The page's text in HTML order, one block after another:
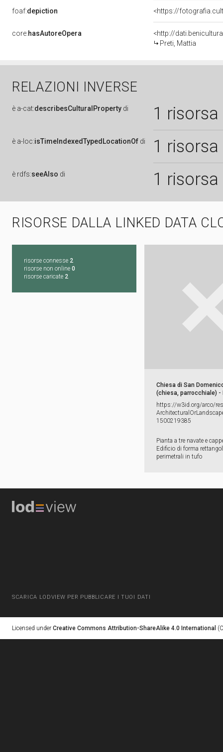
foaf:depiction
core:hasAutoreOpera
<http://
Preti, Mattia
RELAZIONI INVERSE
è a-cat:describesCulturalProperty di 1 risorsa
è a-loc:isTimeIndexedTypedLocationOf di 1 risorsa
è rdfs:seeAlso di 1 risorsa
RISORSE DALLA LINKED DATA
risorse connesse 2
risorse non online 0
risorse caricate 2
Chiesa di San
(chiesa, parrocchiale) -
https:​/​/​w3id.​org/​arco/​
1500219385
Pianta a tre navate e
Edificio di forma
perimetrali in tufo
SCARICA LODVIEW PER PUBBLICARE I TUOI DATI
Licensed under Creative Commons Attribution-ShareAlike 4.0 International